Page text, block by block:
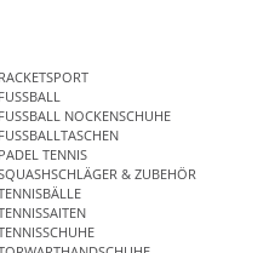
RACKETSPORT
FUSSBALL
FUSSBALL NOCKENSCHUHE
FUSSBALLTASCHEN
PADEL TENNIS
& ZUBEHÖR